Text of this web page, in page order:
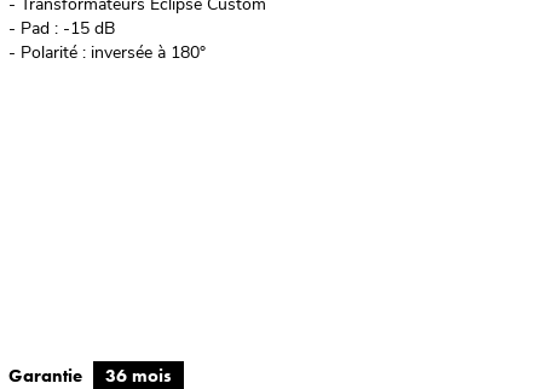
- Pad : -15 dB
- Polarité : inversée à 180°
Garantie 36 mois